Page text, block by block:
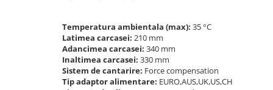
Transmitatoare
Masurare forta
Bacuri cu surub
Temperatura ambientala (max): 35 °C
Latimea carcasei: 210 mm
Adancimea carcasei: 340 mm
Inaltimea carcasei: 330 mm
Sistem de cantarire: Force compensation
Tip adaptor alimentare: EURO,AUS,UK,US,CH